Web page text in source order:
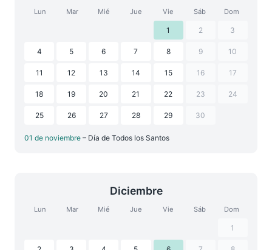
Lun Mar Mié Jue Vie Sáb Dom
1 2 3
4 5 6 7 8 9 10
11 12 13 14 15 16 17
18 19 20 21 22 23 24
25 26 27 28 29 30
01 de noviembre – Día de Todos los Santos
Diciembre
Lun Mar Mié Jue Vie Sáb Dom
1